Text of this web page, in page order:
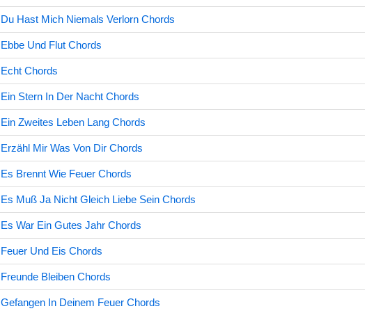
Du Hast Mich Niemals Verlorn Chords
Ebbe Und Flut Chords
Echt Chords
Ein Stern In Der Nacht Chords
Ein Zweites Leben Lang Chords
Erzähl Mir Was Von Dir Chords
Es Brennt Wie Feuer Chords
Es Muß Ja Nicht Gleich Liebe Sein Chords
Es War Ein Gutes Jahr Chords
Feuer Und Eis Chords
Freunde Bleiben Chords
Gefangen In Deinem Feuer Chords